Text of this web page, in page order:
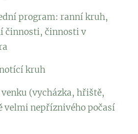
program: ranní kruh,
činnosti, činnosti v
kruh
venku (vycházka, hřiště,
velmi nepříznivého počasí